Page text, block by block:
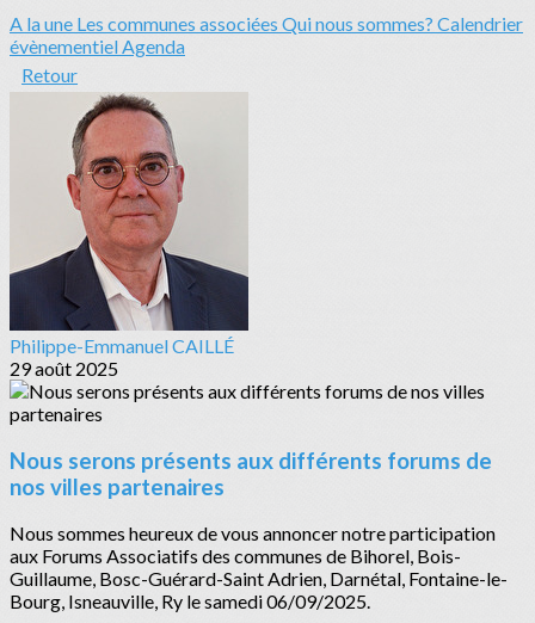
A la une Les communes associées Qui nous sommes? Calendrier
évènementielAgenda
Retour
Philippe-Emmanuel CAILLÉ
29 août 2025
Nous serons présents aux différents forums de
nos villes partenaires
Nous sommes heureux de vous annoncer notre participation
aux Forums Associatifs des communes de Bihorel, Bois-
Guillaume, Bosc-Guérard-Saint Adrien, Darnétal, Fontaine-le-
Bourg, Isneauville, Ry le samedi 06/09/2025.